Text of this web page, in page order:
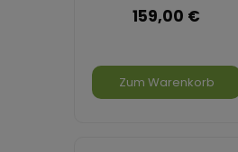
159,00 €
Zum Warenkorb